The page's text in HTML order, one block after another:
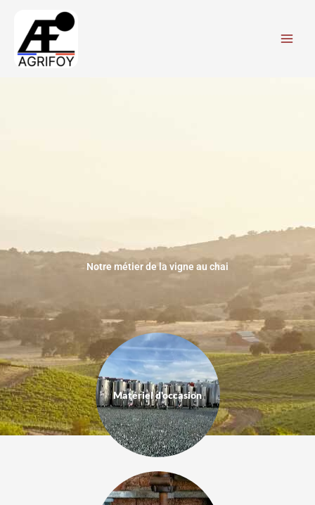
contenu
Notre métier de la vigne au chai
Matériel d'occasion